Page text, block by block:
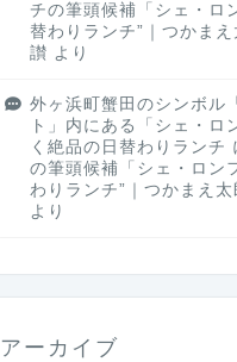
チの筆頭候補「シェ・ロ
替わりランチ”｜つかま
讃 より
外ヶ浜町蟹田のシンボル
ト」内にある「シェ・ロ
く絶品の日替わりランチ
の筆頭候補「シェ・ロン
わりランチ”｜つかまえ
より
アーカイブ